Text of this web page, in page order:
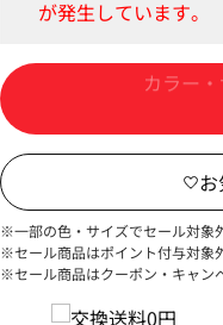
※一部の色・サイズでセール対象
※セール商品はポイント付与対象
※セール商品はクーポン・キャン